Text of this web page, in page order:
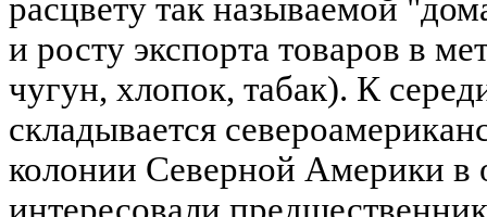
расцвету так называемой
и росту экспорта товаров в
чугун, хлопок, табак). К
складывается
колонии Северной Америки в